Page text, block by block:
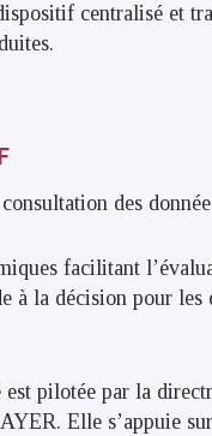
centralisé et
des
facilitant
à la décision pour les
pilotée par la
Elle s’appuie